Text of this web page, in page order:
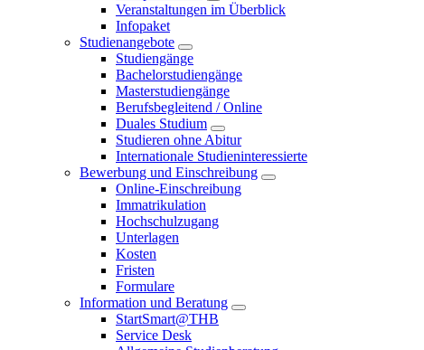
Veranstaltungen im Überblick
Infopaket
Studienangebote
Studiengänge
Bachelorstudiengänge
Masterstudiengänge
Berufsbegleitend / Online
Duales Studium
Studieren ohne Abitur
Internationale Studieninteressierte
Bewerbung und Einschreibung
Online-Einschreibung
Immatrikulation
Hochschulzugang
Unterlagen
Kosten
Fristen
Formulare
Information und Beratung
StartSmart@THB
Service Desk